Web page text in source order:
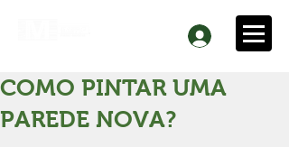
COMO PINTAR UMA
PAREDE NOVA?